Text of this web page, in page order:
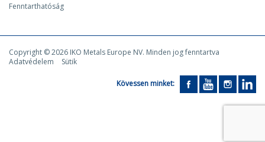
Fenntarthatóság
Copyright © 2026 IKO Metals Europe NV. Minden jog fenntartva
Adatvédelem
Sütik
Kövessen minket: